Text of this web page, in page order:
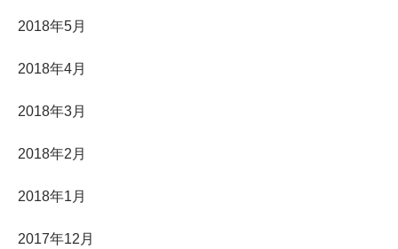
2018年5月
2018年4月
2018年3月
2018年2月
2018年1月
2017年12月